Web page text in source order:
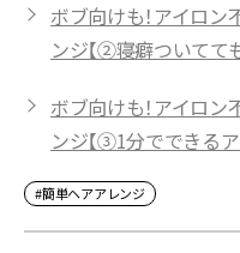
ボブ向けも！アイロン
ンジ【②寝癖ついてて
ボブ向けも！アイロン
ンジ【③1分でできるア
#簡単ヘアアレンジ